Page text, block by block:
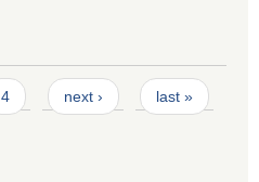
4 next › last »